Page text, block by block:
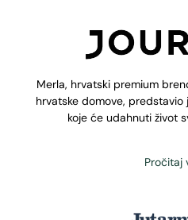
Merla, hrvatski premium
hrvatske domove, predstavio
koje će udahnuti život
Pročitaj